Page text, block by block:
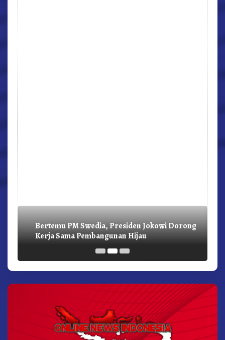
Bertemu PM Swedia, Presiden Jokowi Dorong
Kerja Sama Pembangunan Hijau